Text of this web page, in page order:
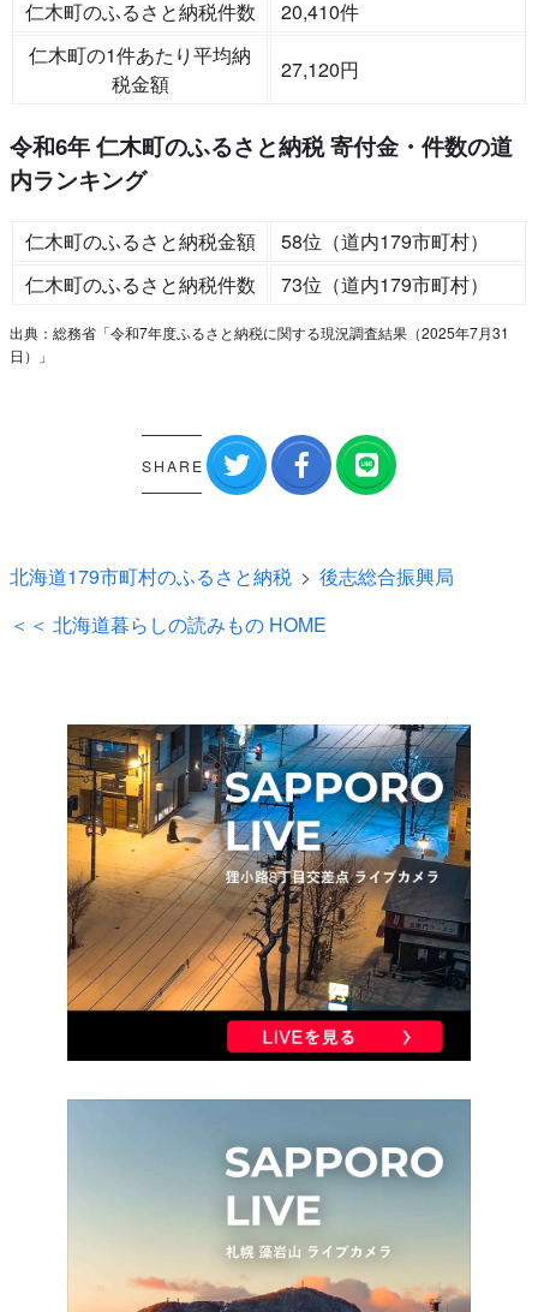
仁木町のふるさと納税件数
20,410件
仁木町の1件あたり平均納
税金額
27,120円
令和6年 仁木町のふるさと納税 寄付金・件数の道
内ランキング
仁木町のふるさと納税金額
58位（道内179市町村）
仁木町のふるさと納税件数
73位（道内179市町村）
出典：総務省「令和7年度ふるさと納税に関する現況調査結果（2025年7月31
日）」
SHARE
北海道179市町村のふるさと納税
後志総合振興局
＜＜ 北海道暮らしの読みもの HOME